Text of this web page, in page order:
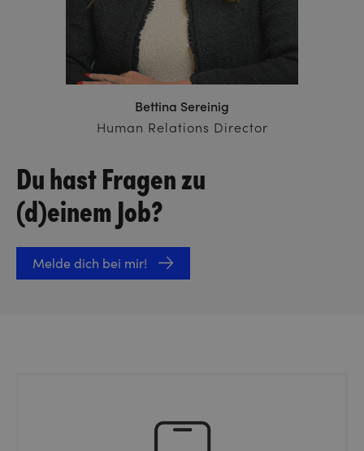
Du hast Fragen zu
(d)einem Job?
Melde dich bei mir!
Bettina Sereinig
Human Relations Director